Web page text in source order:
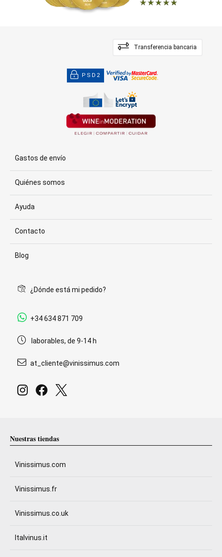
Transferencia bancaria
PSD2
Gastos de envío
Quiénes somos
Ayuda
Contacto
Blog
¿Dónde está mi pedido?
+34 634 871 709
laborables, de 9-14 h
at_cliente@vinissimus.com
Nuestras tiendas
Vinissimus.com
Vinissimus.fr
Vinissimus.co.uk
Italvinus.it